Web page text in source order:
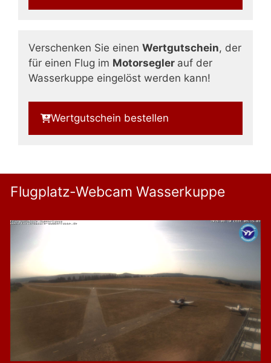
Verschenken Sie einen Wertgutschein, der
für einen Flug im Motorsegler auf der
Wasserkuppe eingelöst werden kann!
Wertgutschein bestellen
Flugplatz-Webcam Wasserkuppe